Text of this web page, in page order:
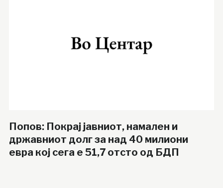
Попов: Покрај јавниот, намален и
државниот долг за над 40 милиони
евра кој сега е 51,7 отсто од БДП